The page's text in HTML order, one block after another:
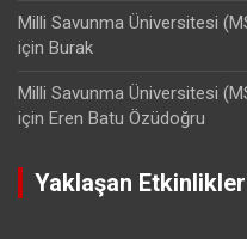
Milli Savunma Üniversitesi
için Burak
Milli Savunma Üniversitesi
için Eren Batu Özüdoğru
Yaklaşan Etkinlikler